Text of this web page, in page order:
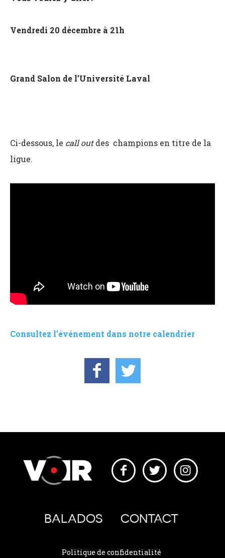
Vendredi 20 décembre à 21h
Grand Salon de l’Université Laval
Ci-dessous, le call outdes champions en titre de la
ligue.
Consultez l’événement dans notre calendrier
BALADOS CONTACT
Politique de confidentialité